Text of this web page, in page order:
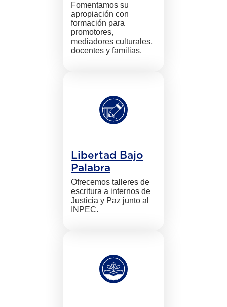
Fomentamos su
apropiación con
formación para
promotores,
mediadores culturales,
docentes y familias.
Libertad Bajo
Palabra
Ofrecemos talleres de
escritura a internos de
Justicia y Paz junto al
INPEC.